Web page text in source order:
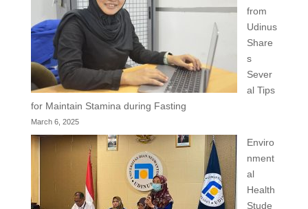
from
Udinus
Share
s
Sever
al Tips
for Maintain Stamina during Fasting
March 6, 2025
Enviro
nment
al
Health
Stude